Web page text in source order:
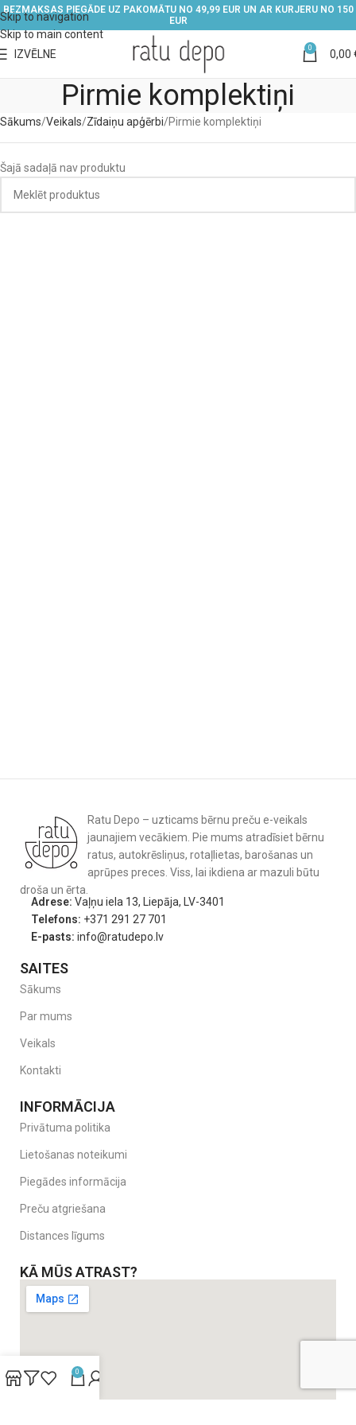
Skip to navigation
Skip to main content
BEZMAKSAS PIEGĀDE UZ PAKOMĀTU NO 49,99 EUR UN AR KURJERU NO 150
EUR
IZVĒLNE 0 0,00
Pirmie komplektiņi
Sākums Veikals Zīdaiņu apģērbi Pirmie komplektiņi
Šajā sadaļā nav produktu
Ratu Depo – uzticams bērnu preču e-veikals
jaunajiem vecākiem. Pie mums atradīsiet bērnu
ratus, autokrēsliņus, rotaļlietas, barošanas un
aprūpes preces. Viss, lai ikdiena ar mazuli būtu
droša un ērta.
Adrese: Vaļņu iela 13, Liepāja, LV-3401
Telefons: +371 291 27 701
E-pasts: info@ratudepo.lv
SAITES
Sākums
Par mums
Veikals
Kontakti
INFORMĀCIJA
Privātuma politika
Lietošanas noteikumi
Piegādes informācija
Preču atgriešana
Distances līgums
KĀ MŪS ATRAST?
0